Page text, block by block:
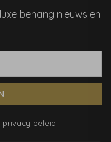
behang nieuws en
beleid.